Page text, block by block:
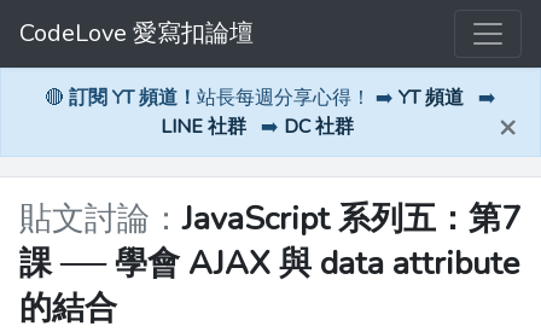
CodeLove 愛寫扣論壇
🔴 訂閱 YT 頻道！ 站長每週分享心得！ ➡️ YT 頻道 ➡️
LINE 社群 ➡️ DC 社群 ×
貼文討論：JavaScript 系列五：第7
課 ── 學會 AJAX 與 data attribute
的結合